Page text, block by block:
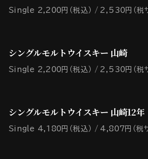
Single 2,200円（税込） 2,530円（税
シングルモルトウイスキー 山崎
Single 2,200円（税込） 2,530円（税
シングルモルトウイスキー 山崎12年
Single 4,180円（税込） 4,807円（税